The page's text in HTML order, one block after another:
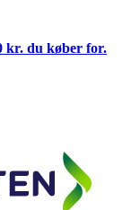
kr. du køber for.